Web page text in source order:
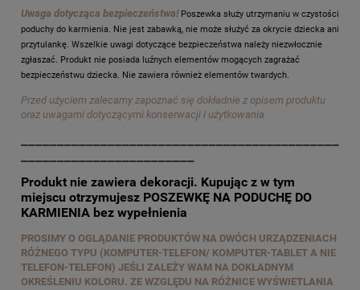
Uwaga dotycząca bezpieczeństwa! Poszewka służy utrzymaniu w czystości
poduchy do karmienia. Nie jest zabawką, nie może służyć za okrycie dziecka ani
przytulankę. Wszelkie uwagi dotyczące bezpieczeństwa należy niezwłocznie
zgłaszać. Produkt nie posiada luźnych elementów mogących zagrażać
bezpieczeństwu dziecka. Nie zawiera również elementów twardych.
Przed użyciem zalecamy zapoznać się dokładnie z opisem produktu
oraz uwagami dotyczącymi konserwacji i użytkowania
Produkt nie zawiera dekoracji. Kupując z w tym
miejscu otrzymujesz POSZEWKĘ NA PODUCHĘ DO
KARMIENIA bez wypełnienia
PROSIMY O OGLĄDANIE PRODUKTÓW NA DWÓCH URZĄDZENIACH
RÓŻNEGO TYPU (KOMPUTER-TELEFON/ KOMPUTER-TABLET A NIE
TELEFON-TELEFON) JEŚLI ZALEŻY WAM NA DOKŁADNYM
OKREŚLENIU KOLORU. ZE WZGLĘDU NA RÓŻNICE WYŚWIETLANIA